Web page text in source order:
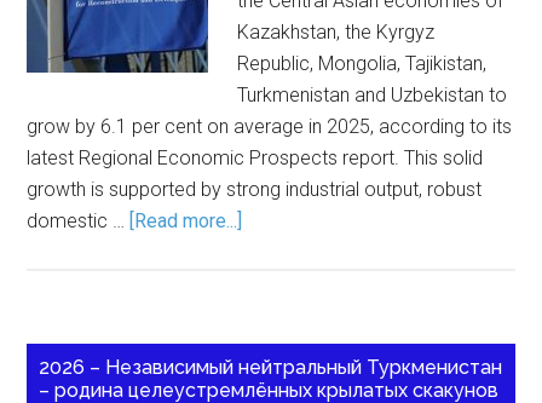
Kazakhstan, the Kyrgyz
Republic, Mongolia, Tajikistan,
Turkmenistan and Uzbekistan to
grow by 6.1 per cent on average in 2025, according to its
latest Regional Economic Prospects report. This solid
growth is supported by strong industrial output, robust
domestic … [Read more...]
2026 – Независимый нейтральный Туркменистан
– родина целеустремлённых крылатых скакунов